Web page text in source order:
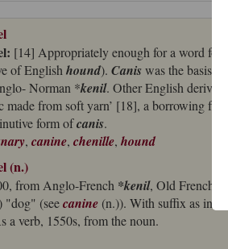
[14] Appropriately enough for a word for
of English hound). Caniswas the basis
Norman *kenil. Other English
made from soft yarn’ [18], a borrowing
form ofcanis.
, canine, chenille, hound
(n.)
from Anglo-French *kenil, Old French
"dog" (seecanine (n.)). With suffix as in
a verb, 1550s, from the noun.